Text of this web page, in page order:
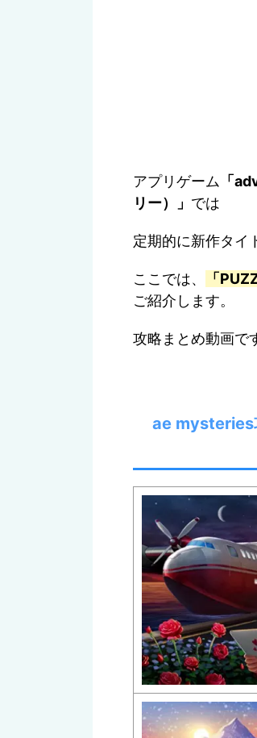
アプリゲーム 「
リー）」 では
定期的に新作タイ
ここでは、 「
ご紹介します。
攻略まとめ動画で
ae mysteries